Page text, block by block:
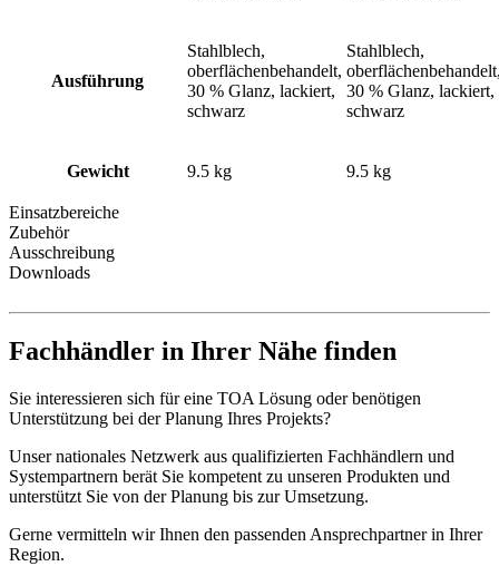
Ausführung
Stahlblech,
oberflächenbehandelt,
30 % Glanz, lackiert,
schwarz
Stahlblech,
30 % Glanz, lackiert,
schwarz
Gewicht 9.5 kg 9.5 kg
Einsatzbereiche
Zubehör
Ausschreibung
Downloads
Fachhändler in Ihrer Nähe finden
Sie interessieren sich für eine TOA Lösung oder benötigen
Unterstützung bei der Planung Ihres Projekts?
Unser nationales Netzwerk aus qualifizierten Fachhändlern und
Systempartnern berät Sie kompetent zu unseren Produkten und
unterstützt Sie von der Planung bis zur Umsetzung.
Gerne vermitteln wir Ihnen den passenden Ansprechpartner in Ihrer
Region.